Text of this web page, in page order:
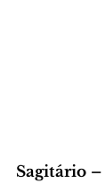
Sagitário –